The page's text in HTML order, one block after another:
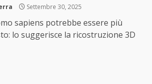
Settembre 30, 2025
sapiens potrebbe essere più
lo suggerisce la ricostruzione 3D